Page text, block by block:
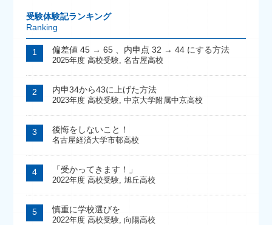
受験体験記ランキング
Ranking
偏差値 45 → 65 、内申点 32 → 44 にする方法
2025年度 高校受験, 名古屋高校
内申34から43に上げた方法
2023年度 高校受験, 中京大学附属中京高校
後悔をしないこと！
名古屋経済大学市邨高校
「受かってきます！」
2022年度 高校受験, 旭丘高校
慎重に学校選びを
2022年度 高校受験, 向陽高校